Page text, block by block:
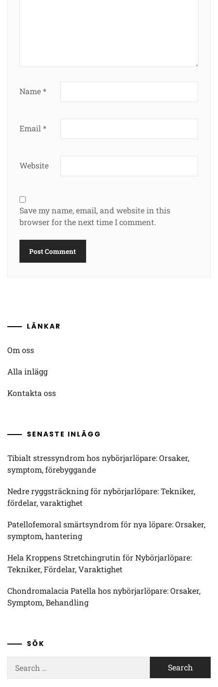
Name*
Email *
Website
Save my name, email, and website in this
browser for the next time I comment.
LÄNKAR
Om oss
Alla inlägg
Kontakta oss
SENASTE INLÄGG
Tibialt stressyndrom hos nybörjarlöpare: Orsaker,
symptom, förebyggande
Nedre ryggsträckning för nybörjarlöpare: Tekniker,
fördelar, varaktighet
Patellofemoral smärtsyndrom för nya löpare: Orsaker,
symptom, hantering
Hela Kroppens Stretchingrutin för Nybörjarlöpare:
Tekniker, Fördelar, Varaktighet
Chondromalacia Patella hos nybörjarlöpare: Orsaker,
Symptom, Behandling
SÖK
for: